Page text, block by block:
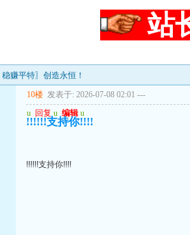
站
赚平特〗创造永恒！
10楼 发表于: 2026-07-08 02:01 ---
u 回复 u 编辑 u
!!!!!!支持你!!!!
!!!!!!支持你!!!!